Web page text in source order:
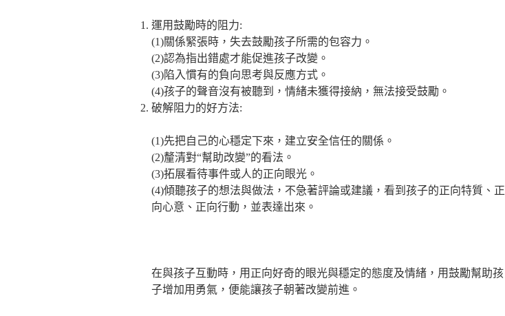
運用鼓勵時的阻力:
(1)關係緊張時，失去鼓勵孩子所需的包容力。
(2)認為指出錯處才能促進孩子改變。
(3)陷入慣有的負向思考與反應方式。
(4)孩子的聲音沒有被聽到，情緒未獲得接納，無法接受鼓勵。
破解阻力的好方法:
(1)先把自己的心穩定下來，建立安全信任的關係。
(2)釐清對“幫助改變”的看法。
(3)拓展看待事件或人的正向眼光。
(4)傾聽孩子的想法與做法，不急著評論或建議，看到孩子的正向特質、正
向心意、正向行動，並表達出來。
在與孩子互動時，用正向好奇的眼光與穩定的態度及情緒，用鼓勵幫助孩
子增加用勇氣，便能讓孩子朝著改變前進。